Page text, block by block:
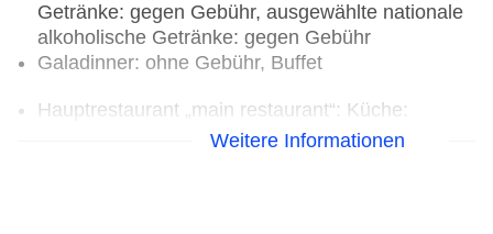
Getränke: gegen Gebühr, ausgewählte nationale
alkoholische Getränke: gegen Gebühr
Galadinner: ohne Gebühr, Buffet
Hauptrestaurant „main restaurant“: Küche:
international, glutenfreie Gerichte: Anfrage
Weitere Informationen